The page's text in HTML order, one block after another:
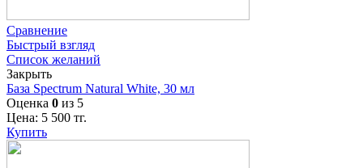
Сравнение
Быстрый взгляд
Список желаний
Закрыть
База Spectrum Natural White, 30 мл
Оценка 0 из 5
Цена: 5 500 тг.
Купить